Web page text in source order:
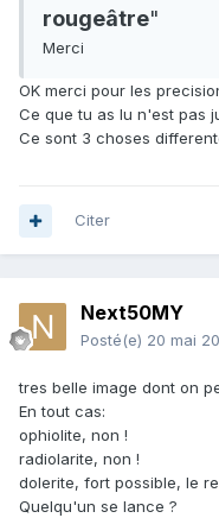
rougeâtre"
Merci
OK merci pour les
Ce que tu as lu n'est pas
Ce sont 3 choses
Citer
Next50MY
Posté(e) 20 mai
tres belle image dont on
En tout cas:
ophiolite, non !
radiolarite, non !
dolerite, fort possible, le
Quelqu'un se lance ?